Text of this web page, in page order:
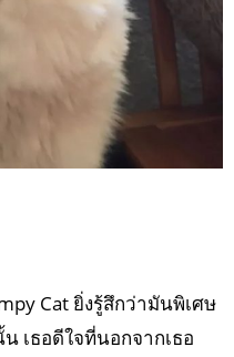
Cat ยิ่งรู้สึกว่ามันพิเศษ
เธอดีใจที่นอกจากเธอ